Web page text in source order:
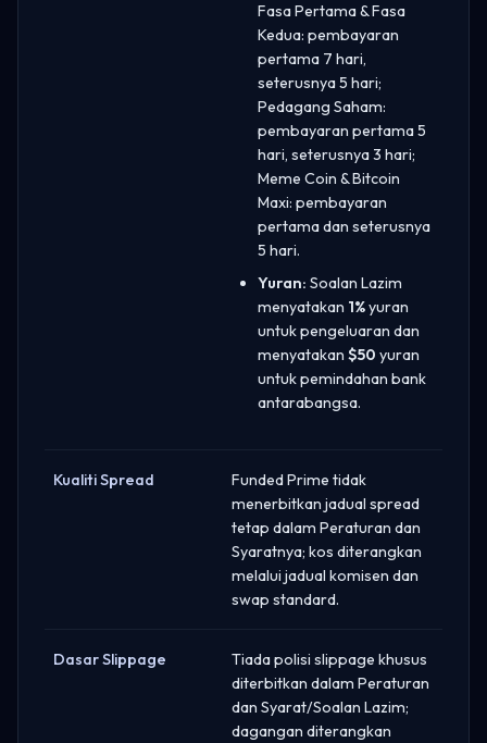
Fasa Pertama & Fasa
Kedua: pembayaran
pertama 7 hari,
seterusnya 5 hari;
Pedagang Saham:
pembayaran pertama 5
hari, seterusnya 3 hari;
Meme Coin & Bitcoin
Maxi: pembayaran
pertama dan seterusnya
5 hari.
Yuran: Soalan Lazim
menyatakan 1%yuran
untuk pengeluaran dan
menyatakan $50 yuran
untuk pemindahan bank
antarabangsa.
Kualiti Spread
Funded Prime tidak
menerbitkan jadual spread
tetap dalam Peraturan dan
Syaratnya; kos diterangkan
melalui jadual komisen dan
swap standard.
Dasar Slippage
Tiada polisi slippage khusus
diterbitkan dalam Peraturan
dan Syarat/Soalan Lazim;
dagangan diterangkan